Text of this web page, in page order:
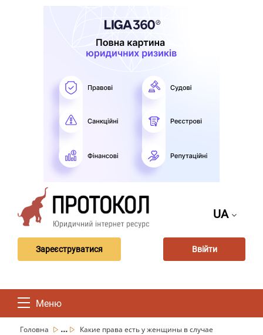
UA
Зареєструватися Ввійти
Меню
Головна ...
Какие права есть у женщины в случае